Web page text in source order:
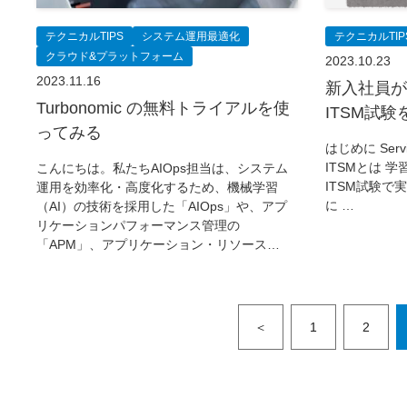
テクニカルTIPS
システム運用最適化
クラウド&プラットフォーム
2023.11.16
Turbonomic の無料トライアルを使
ってみる
こんにちは。私たちAIOps担当は、システム
運用を効率化・高度化するため、機械学習
（AI）の技術を採用した「AIOps」や、アプ
リケーションパフォーマンス管理の
「APM」、アプリケーション・リソース…
テクニカル
2023.10.23
新入社員
ITSM試験
はじめに
ITSMとは 学
ITSM試験で
に …
＜ 1 2